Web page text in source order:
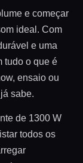
e começar
ideal. Com
e uma
tudo o que é
ensaio ou
sabe.
de 1300 W
todos os